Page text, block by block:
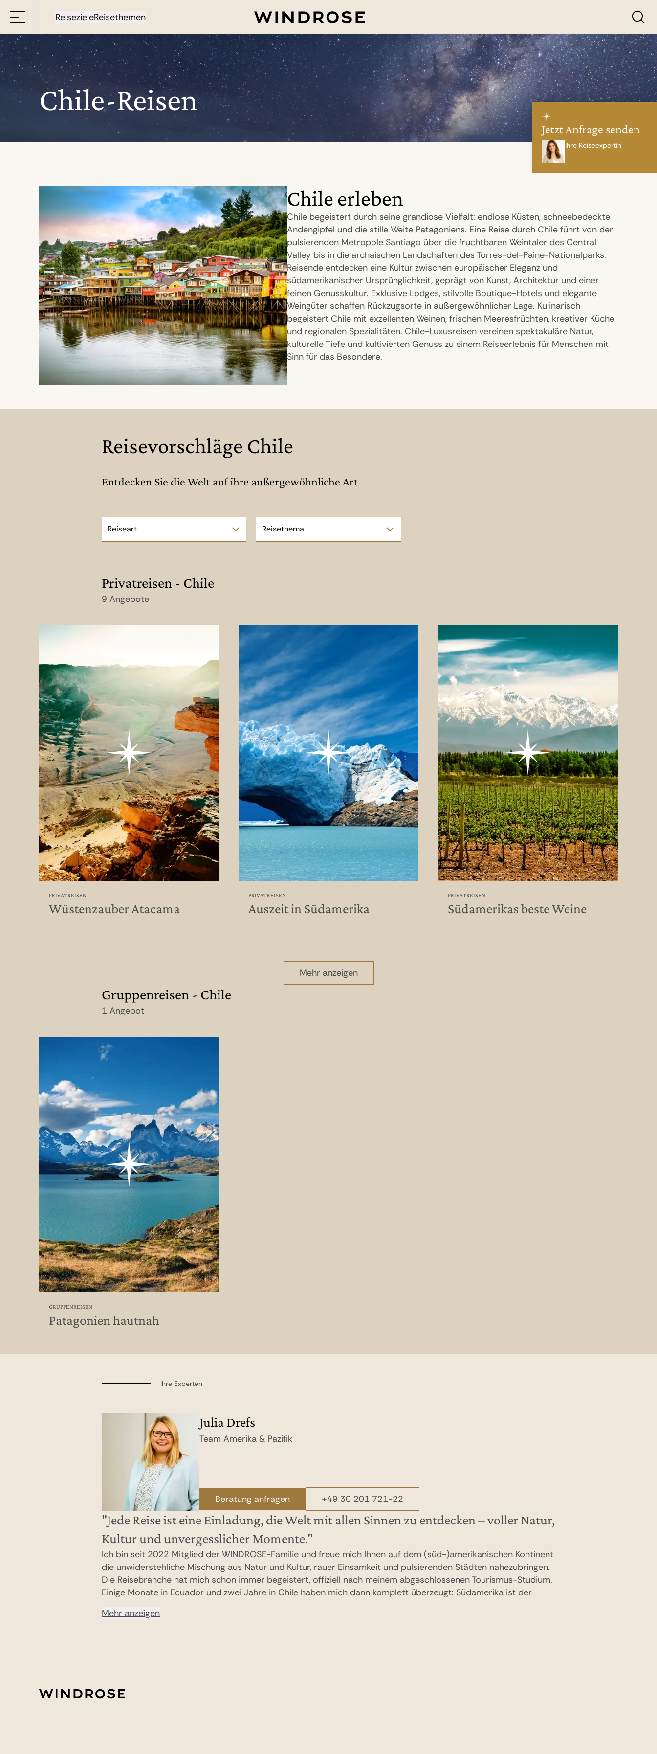
ReisezieleReisethemen
Jetzt Anfrage senden
Ihre Reiseexpertin
Chile-Reisen
Chile erleben
Chile begeistert durch seine grandiose Vielfalt: endlose Küsten, schneebedeckte
Andengipfel und die stille Weite Patagoniens. Eine Reise durch Chile führt von der
pulsierenden Metropole Santiago über die fruchtbaren Weintaler des Central
Valley bis in die archaischen Landschaften des Torres-del-Paine-Nationalparks.
Reisende entdecken eine Kultur zwischen europäischer Eleganz und
südamerikanischer Ursprünglichkeit, geprägt von Kunst, Architektur und einer
feinen Genusskultur. Exklusive Lodges, stilvolle Boutique-Hotels und elegante
Weingüter schaffen Rückzugsorte in außergewöhnlicher Lage. Kulinarisch
begeistert Chile mit exzellenten Weinen, frischen Meeresfrüchten, kreativer Küche
und regionalen Spezialitäten. Chile-Luxusreisen vereinen spektakuläre Natur,
kulturelle Tiefe und kultivierten Genuss zu einem Reiseerlebnis für Menschen mit
Sinn für das Besondere.
Reisevorschläge Chile
Entdecken Sie die Welt auf ihre außergewöhnliche Art
Reiseart Reisethema
Privatreisen - Chile
9 Angebote
PRIVATREISEN
Wüstenzauber Atacama
PRIVATREISEN
Auszeit in Südamerika
PRIVATREISEN
Südamerikas beste Weine
Mehr anzeigen
Gruppenreisen - Chile
1 Angebot
GRUPPENREISEN
Patagonien hautnah
Ihre Experten
Julia Drefs
Team Amerika & Pazifik
Beratung anfragen +49 30 201 721-22
"Jede Reise ist eine Einladung, die Welt mit allen Sinnen zu entdecken – voller Natur,
Kultur und unvergesslicher Momente."
Ich bin seit 2022 Mitglied der WINDROSE-Familie und freue mich Ihnen auf dem (süd-)amerikanischen Kontinent
die unwiderstehliche Mischung aus Natur und Kultur, rauer Einsamkeit und pulsierenden Städten nahezubringen.
Die Reisebranche hat mich schon immer begeistert, offiziell nach meinem abgeschlossenen Tourismus-Studium.
Einige Monate in Ecuador und zwei Jahre in Chile haben mich dann komplett überzeugt: Südamerika ist der
Besuch”. Im Torres del Paine spürt man die unendliche Erhabenheit der Natur; man fühlt sich selbst ganz klein
habe. Gern plane ich für Sie Ihre ganz persönliche Amerika-Traumreise.
Mehr anzeigen